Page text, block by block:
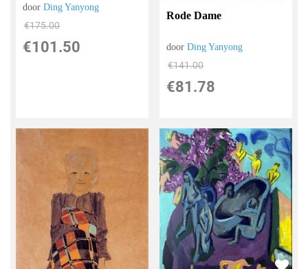
doorDing Yanyong
€175.00
€101.50
Rode Dame
doorDing Yanyong
€141.00
€81.78